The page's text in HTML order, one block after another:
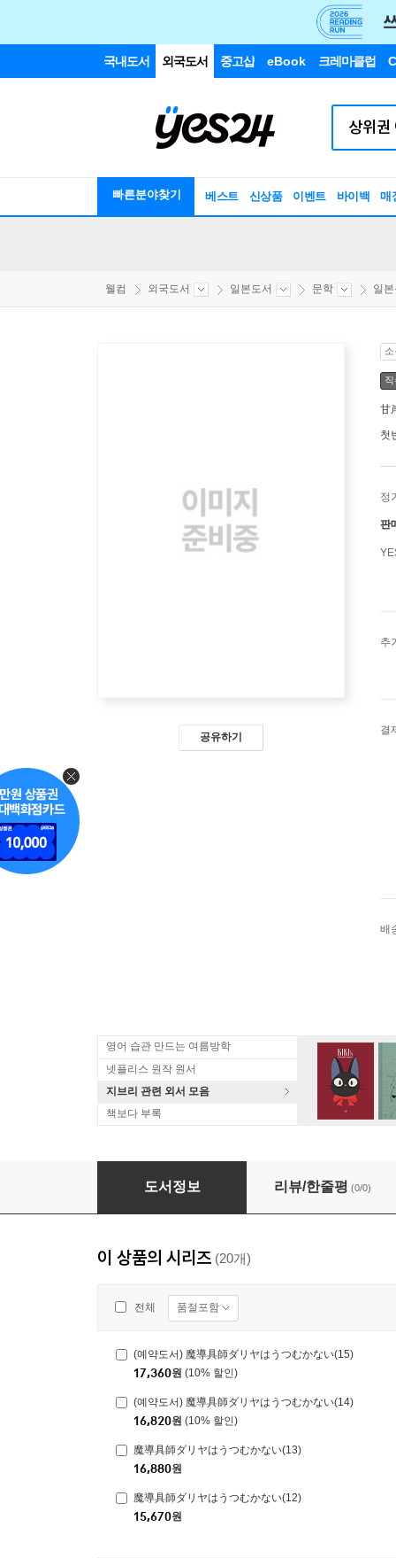
국내도서 외국도서 중고샵 eBook 크레마클럽
빠른분야찾기 베스트 신상품 이벤트 바이백 매
웰컴 외국도서 일본도서 문학 일
공유하기
甘
첫
정
판
추
결
배
영어 습관 만드는 여름방학
넷플리스 원작 원서
지브리 관련 외서 모음
책보다 부록
(예약도서) 魔導具師ダリヤはうつむかない(15)
도서정보 리뷰/한줄평 (0/0)
이 상품의 시리즈 (20개)
전체 품절포함
(예약도서) 魔導具師ダリヤはうつむかない(15)
17,360원 (10% 할인)
(예약도서) 魔導具師ダリヤはうつむかない(14)
16,820원 (10% 할인)
魔導具師ダリヤはうつむかない(13)
16,880원
魔導具師ダリヤはうつむかない(12)
15,670원